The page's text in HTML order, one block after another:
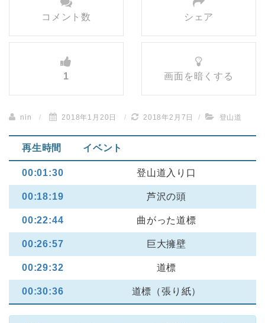
コメント数 シェア
1 画面を暗くする
nin / 2018年1月20日 / 2018年2月7日 / 登山道
再生時間 イベント
00:01:30 登山道入り口
00:18:19 芦沢の頭
00:22:44 曲がった道標
00:26:57 巨大擁壁
00:29:32 道標
00:30:36 道標（張り紙）